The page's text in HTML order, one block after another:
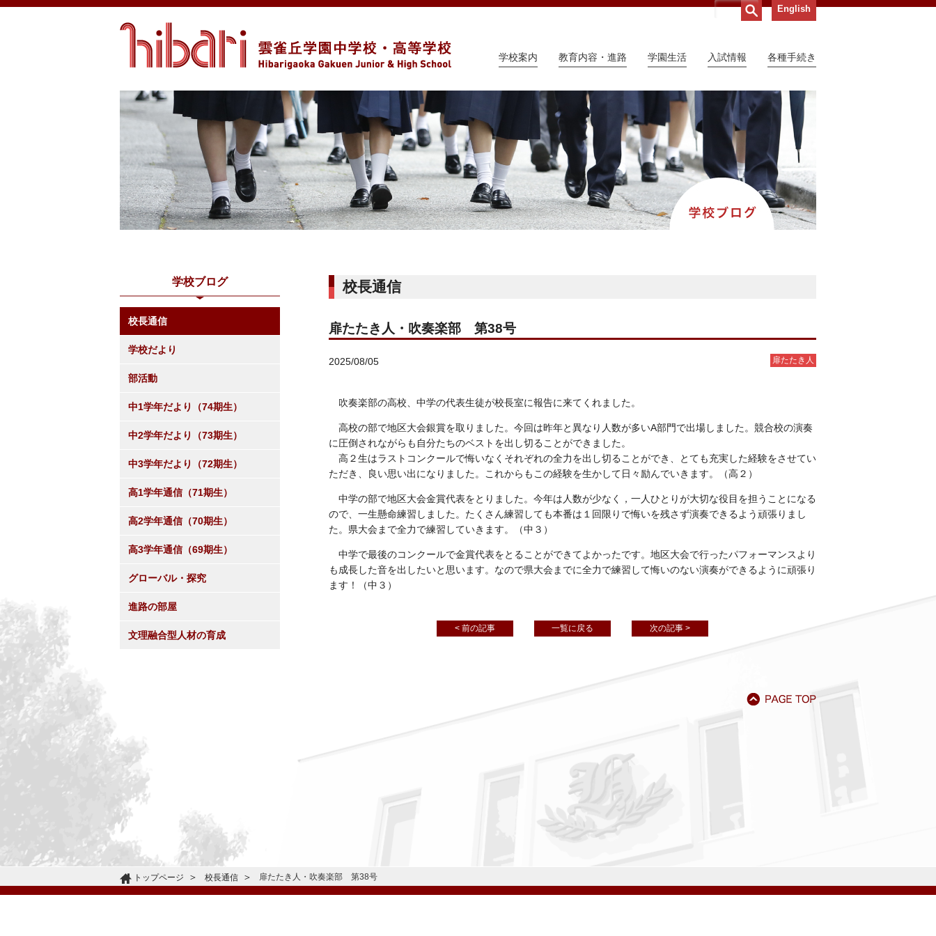
English
学校案内 教育内容・進路 学園生活 入試情報 各種手続き
校長通信
扉たたき人・吹奏楽部 第38号
2025/08/05 扉たたき人
吹奏楽部の高校、中学の代表生徒が校長室に報告に来てくれました。
高校の部で地区大会銀賞を取りました。今回は昨年と異なり人数が多いA部門で出場しました。競合校の演奏
に圧倒されながらも自分たちのベストを出し切ることができました。
高２生はラストコンクールで悔いなくそれぞれの全力を出し切ることができ、とても充実した経験をさせてい
ただき、良い思い出になりました。これからもこの経験を生かして日々励んでいきます。（高２）
中学の部で地区大会金賞代表をとりました。今年は人数が少なく，一人ひとりが大切な役目を担うことになる
ので、一生懸命練習しました。たくさん練習しても本番は１回限りで悔いを残さず演奏できるよう頑張りまし
た。県大会まで全力で練習していきます。（中３）
中学で最後のコンクールで金賞代表をとることができてよかったです。地区大会で行ったパフォーマンスより
も成長した音を出したいと思います。なので県大会までに全力で練習して悔いのない演奏ができるように頑張り
ます！（中３）
< 前の記事 一覧に戻る 次の記事 >
学校ブログ
校長通信
学校だより
部活動
中1学年だより（74期生）
中2学年だより（73期生）
中3学年だより（72期生）
高1学年通信（71期生）
高2学年通信（70期生）
高3学年通信（69期生）
グローバル・探究
進路の部屋
文理融合型人材の育成
トップページ 校長通信 扉たたき人・吹奏楽部 第38号